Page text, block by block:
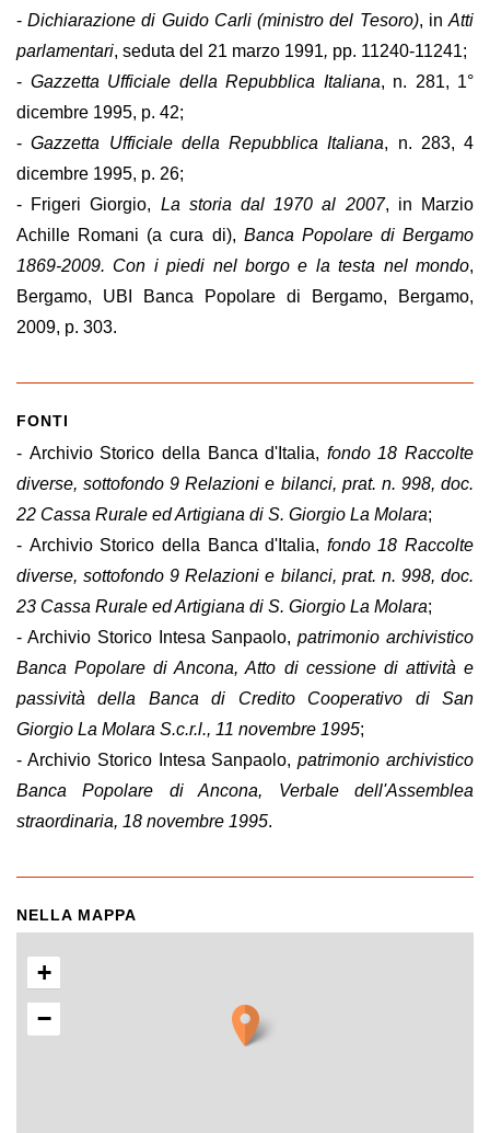
-Dichiarazione di Guido Carli (ministro del Tesoro), inAtti
parlamentari, seduta del 21 marzo 1991, pp. 11240-11241;
- Gazzetta Ufficiale della Repubblica Italiana, n. 281, 1°
dicembre 1995, p. 42;
-Gazzetta Ufficiale della Repubblica Italiana, n. 283, 4
dicembre 1995, p. 26;
- Frigeri Giorgio, La storia dal 1970 al 2007, in Marzio
Achille Romani (a cura di), Banca Popolare di Bergamo
1869-2009. Con i piedi nel borgo e la testa nel mondo,
Bergamo, UBI Banca Popolare di Bergamo, Bergamo,
2009, p. 303.
FONTI
- Archivio Storico della Banca d'Italia, fondo 18 Raccolte
diverse, sottofondo 9 Relazioni e bilanci, prat. n. 998, doc.
22 Cassa Rurale ed Artigiana di S. Giorgio La Molara;
- Archivio Storico della Banca d'Italia, fondo 18 Raccolte
diverse, sottofondo 9 Relazioni e bilanci, prat. n. 998, doc.
23 Cassa Rurale ed Artigiana di S. Giorgio La Molara;
- Archivio Storico Intesa Sanpaolo,patrimonio archivistico
Banca Popolare di Ancona, Atto di cessione di attività e
passività della Banca di Credito Cooperativo di San
Giorgio La Molara S.c.r.l., 11 novembre 1995;
- Archivio Storico Intesa Sanpaolo,patrimonio archivistico
Banca Popolare di Ancona, Verbale dell'Assemblea
straordinaria, 18 novembre 1995.
NELLA MAPPA
+
−